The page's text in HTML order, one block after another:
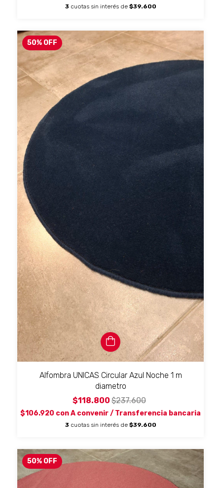
3 cuotas sin interés de $39.600
50% OFF
Alfombra UNICAS Circular Azul Noche 1 m
diametro
$118.800 $237.600
$106.920 conA convenir / Transferencia bancaria
3 cuotas sin interés de $39.600
50% OFF